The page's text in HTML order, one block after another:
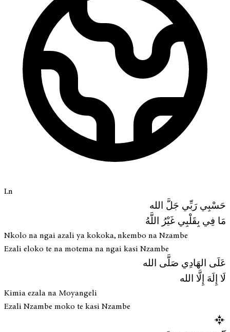
Ln
حَسْبِي رَبِّي جَلَّ الله
مَا فِي بِقَلْبِي غَيْرُ اللَّهُ
Nkolo na ngai azali ya kokoka, nkembo na Nzambe
Ezali eloko te na motema na ngai kasi Nzambe
عَلَى الهَادِي صَلَّى الله
لَا إِلَهَ إِلَّا الله
Kimia ezala na Moyangeli
Ezali Nzambe moko te kasi Nzambe